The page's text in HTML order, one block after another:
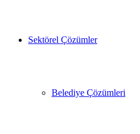
Sektörel Çözümler
Belediye Çözümleri